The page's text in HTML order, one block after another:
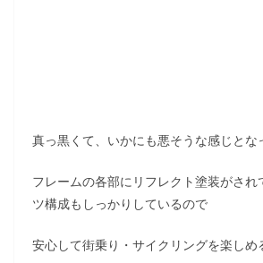
真っ黒くて、いかにも悪そうな感じとな
フレームの各部にリフレクト塗装がされ
ツ構成もしっかりしているので
安心して街乗り・サイクリングを楽しめ